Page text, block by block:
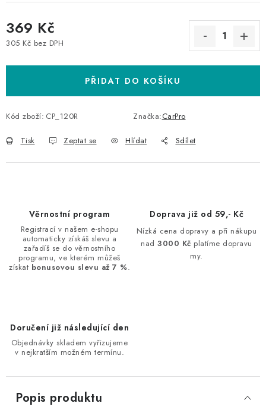
369 Kč
305 Kč bez DPH
PŘIDAT DO KOŠÍKU
Kód zboží: CP_120R Značka:CarPro
Tisk Zeptat se Hlídat Sdílet
Věrnostní program
Registrací v našem e-shopu
automaticky získáš slevu a
zařadíš se do věrnostního
programu, ve kterém můžeš
získat bonusovou slevu až 7 %.
Doprava již od 59,- Kč
Nízká cena dopravy a při nákupu
nad3000 Kč platíme dopravu
my.
Doručení již následující den
Objednávky skladem vyřizujeme
v nejkratším možném termínu.
Popis produktu